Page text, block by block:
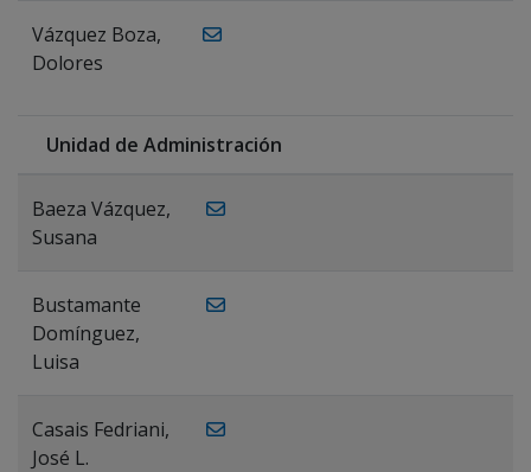
Vázquez Boza,
Dolores
Unidad de Administración
Baeza Vázquez,
Susana
Bustamante
Domínguez,
Luisa
Casais Fedriani,
José L.